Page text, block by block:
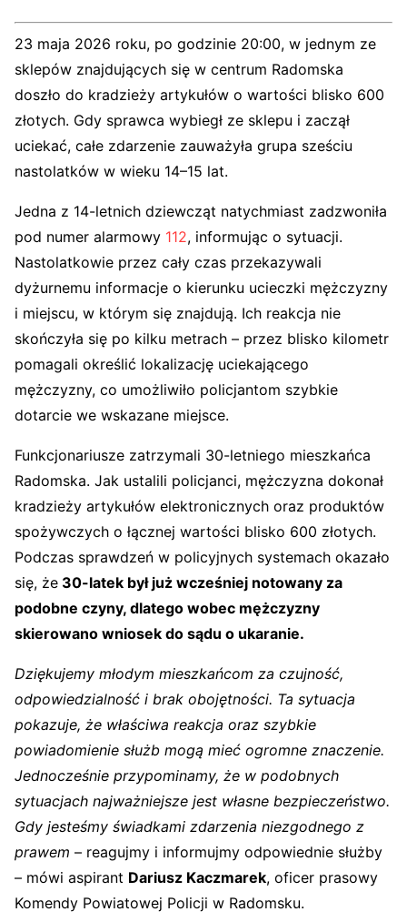
23 maja 2026 roku, po godzinie 20:00, w jednym ze
sklepów znajdujących się w centrum Radomska
doszło do kradzieży artykułów o wartości blisko 600
złotych. Gdy sprawca wybiegł ze sklepu i zaczął
uciekać, całe zdarzenie zauważyła grupa sześciu
nastolatków w wieku 14–15 lat.
Jedna z 14-letnich dziewcząt natychmiast zadzwoniła
pod numer alarmowy 112, informując o sytuacji.
Nastolatkowie przez cały czas przekazywali
dyżurnemu informacje o kierunku ucieczki mężczyzny
i miejscu, w którym się znajdują. Ich reakcja nie
skończyła się po kilku metrach – przez blisko kilometr
pomagali określić lokalizację uciekającego
mężczyzny, co umożliwiło policjantom szybkie
dotarcie we wskazane miejsce.
Funkcjonariusze zatrzymali 30-letniego mieszkańca
Radomska. Jak ustalili policjanci, mężczyzna dokonał
kradzieży artykułów elektronicznych oraz produktów
spożywczych o łącznej wartości blisko 600 złotych.
Podczas sprawdzeń w policyjnych systemach okazało
się, że 30-latek był już wcześniej notowany za
podobne czyny, dlatego wobec mężczyzny
skierowano wniosek do sądu o ukaranie.
Dziękujemy młodym mieszkańcom za czujność,
odpowiedzialność i brak obojętności. Ta sytuacja
pokazuje, że właściwa reakcja oraz szybkie
powiadomienie służb mogą mieć ogromne znaczenie.
Jednocześnie przypominamy, że w podobnych
sytuacjach najważniejsze jest własne bezpieczeństwo.
Gdy jesteśmy świadkami zdarzenia niezgodnego z
prawem – reagujmy i informujmy odpowiednie służby
– mówi aspirant Dariusz Kaczmarek, oficer prasowy
Komendy Powiatowej Policji w Radomsku.